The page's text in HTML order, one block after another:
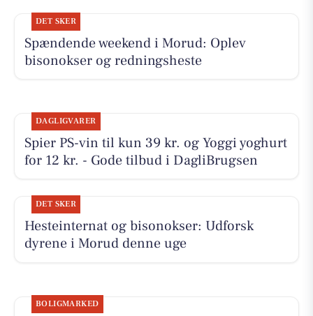
DET SKER
Spændende weekend i Morud: Oplev
bisonokser og redningsheste
DAGLIGVARER
Spier PS-vin til kun 39 kr. og Yoggi yoghurt
for 12 kr. - Gode tilbud i DagliBrugsen
DET SKER
Hesteinternat og bisonokser: Udforsk
dyrene i Morud denne uge
BOLIGMARKED